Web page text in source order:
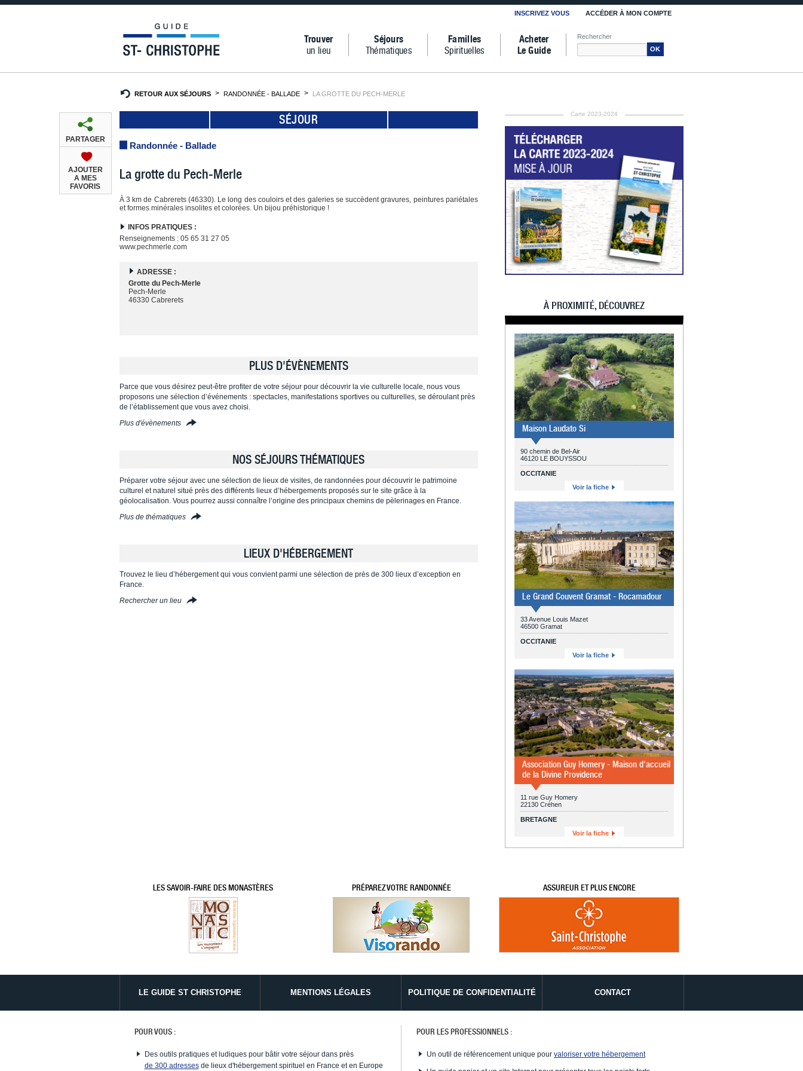
INSCRIVEZ VOUS ACCÉDER À MON COMPTE
Trouver
un lieu
Séjours
Thématiques
Familles
Spirituelles
Acheter
Le Guide
Rechercher
OK
RETOUR AUX SÉJOURS RANDONNÉE - BALLADE LA GROTTE DU PECH-MERLE
SÉJOUR
Randonnée - Ballade
La grotte du Pech-Merle
À 3 km de Cabrerets (46330). Le long des couloirs et des galeries se succèdent gravures, peintures pariétales
et formes minérales insolites et colorées. Un bijou préhistorique !
INFOS PRATIQUES :
Renseignements : 05 65 31 27 05
www.pechmerle.com
ADRESSE :
Grotte du Pech-Merle
Pech-Merle
46330 Cabrerets
PLUS D'ÉVÈNEMENTS
Parce que vous désirez peut-être profiter de votre séjour pour découvrir la vie culturelle locale, nous vous
proposons une sélection d’événements : spectacles, manifestations sportives ou culturelles, se déroulant près
de l’établissement que vous avez choisi.
Plus d'évènements
NOS SÉJOURS THÉMATIQUES
Préparer votre séjour avec une sélection de lieux de visites, de randonnées pour découvrir le patrimoine
culturel et naturel situé près des différents lieux d’hébergements proposés sur le site grâce à la
géolocalisation. Vous pourrez aussi connaître l’origine des principaux chemins de pèlerinages en France.
Plus de thématiques
LIEUX D'HÉBERGEMENT
Trouvez le lieu d’hébergement qui vous convient parmi une sélection de près de 300 lieux d’exception en
France.
Rechercher un lieu
PARTAGER
AJOUTER
A MES
FAVORIS
Carte 2023-2024
À PROXIMITÉ, DÉCOUVREZ
Maison Laudato Si
90 chemin de Bel-Air
46120 LE BOUYSSOU
OCCITANIE
Voir la fiche
Le Grand Couvent Gramat - Rocamadour
33 Avenue Louis Mazet
46500 Gramat
OCCITANIE
Voir la fiche
Association Guy Homery - Maison d'accueil
de la Divine Providence
11 rue Guy Homery
22130 Créhen
BRETAGNE
Voir la fiche
LES SAVOIR-FAIRE DES MONASTÈRES PRÉPAREZ VOTRE RANDONNÉE ASSUREUR ET PLUS ENCORE
LE GUIDE ST CHRISTOPHE MENTIONS LÉGALES POLITIQUE DE CONFIDENTIALITÉ CONTACT
POUR VOUS :
Des outils pratiques et ludiques pour bâtir votre séjour dans près
de 300 adressesde lieux d'hébergement spirituel en France et en Europe
POUR LES PROFESSIONNELS :
Un outil de référencement unique pour valoriser votre hébergement